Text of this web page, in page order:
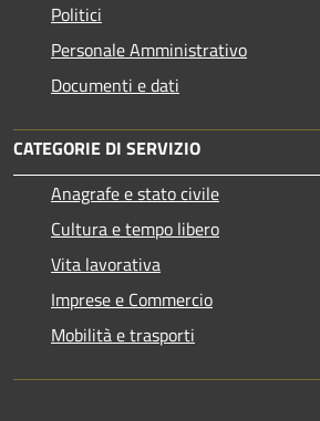
Politici
Personale Amministrativo
Documenti e dati
CATEGORIE DI SERVIZIO
Anagrafe e stato civile
Cultura e tempo libero
Vita lavorativa
Imprese e Commercio
Mobilità e trasporti